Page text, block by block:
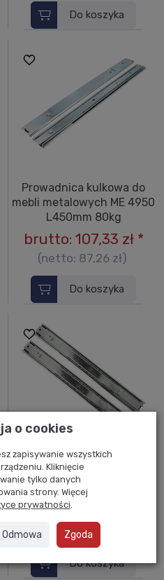
Do koszyka
Prowadnica kulkowa do
mebli metalowych ME 4950
L450mm 80kg
brutto: 107,33 zł*
(netto: 87,26 zł)
Do koszyka
Prowadnica kulkowa do
mebli metalowych ME4500
300mm ocynk 45KG
brutto:
(netto:24,65 zł
Do koszyka
o cookies
zapisywanie wszystkich
Kliknięcie
tylko danych
strony. Więcej
prywatności
Odmowa Zgoda